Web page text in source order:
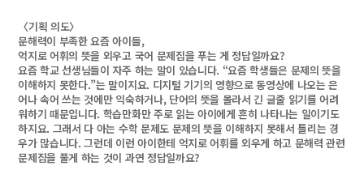
〈기획 의도〉
문해력이 부족한 요즘 아이들,
억지로 어휘의 뜻을 외우고 국어 문제집을 푸는 게 정답일까요?
요즘 학교 선생님들이 자주 하는 말이 있습니다. “요즘 학생들은 문제의 뜻을
이해하지 못한다.”는 말이지요. 디지털 기기의 영향으로 동영상에 나오는 은
어나 속어 쓰는 것에만 익숙하거나, 단어의 뜻을 몰라서 긴 글줄 읽기를 어려
워하기 때문입니다. 학습만화만 주로 읽는 아이에게 흔히 나타나는 일이기도
하지요. 그래서 다 아는 수학 문제도 문제의 뜻을 이해하지 못해서 틀리는 경
우가 많습니다. 그런데 이런 아이한테 억지로 어휘를 외우게 하고 문해력 관련
문제집을 풀게 하는 것이 과연 정답일까요?